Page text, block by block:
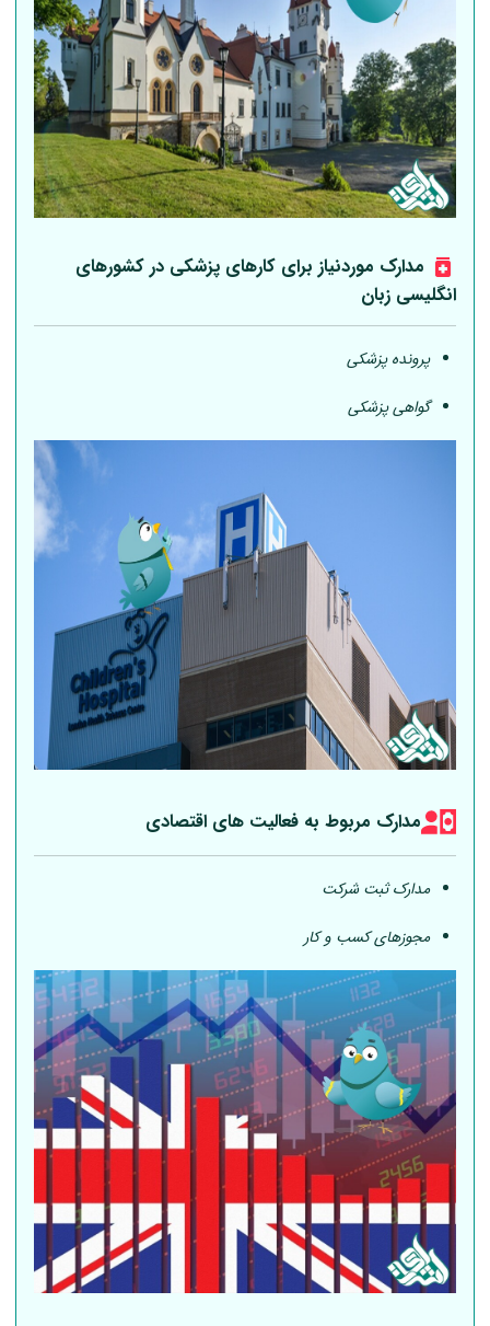
مدارک موردنیاز برای کارهای پزشکی در کشورهای
انگلیسی زبان
پرونده پزشکی
گواهی پزشکی
مدارک مربوط به فعالیت های اقتصادی
مدارک ثبت شرکت
مجوزهای کسب و کار